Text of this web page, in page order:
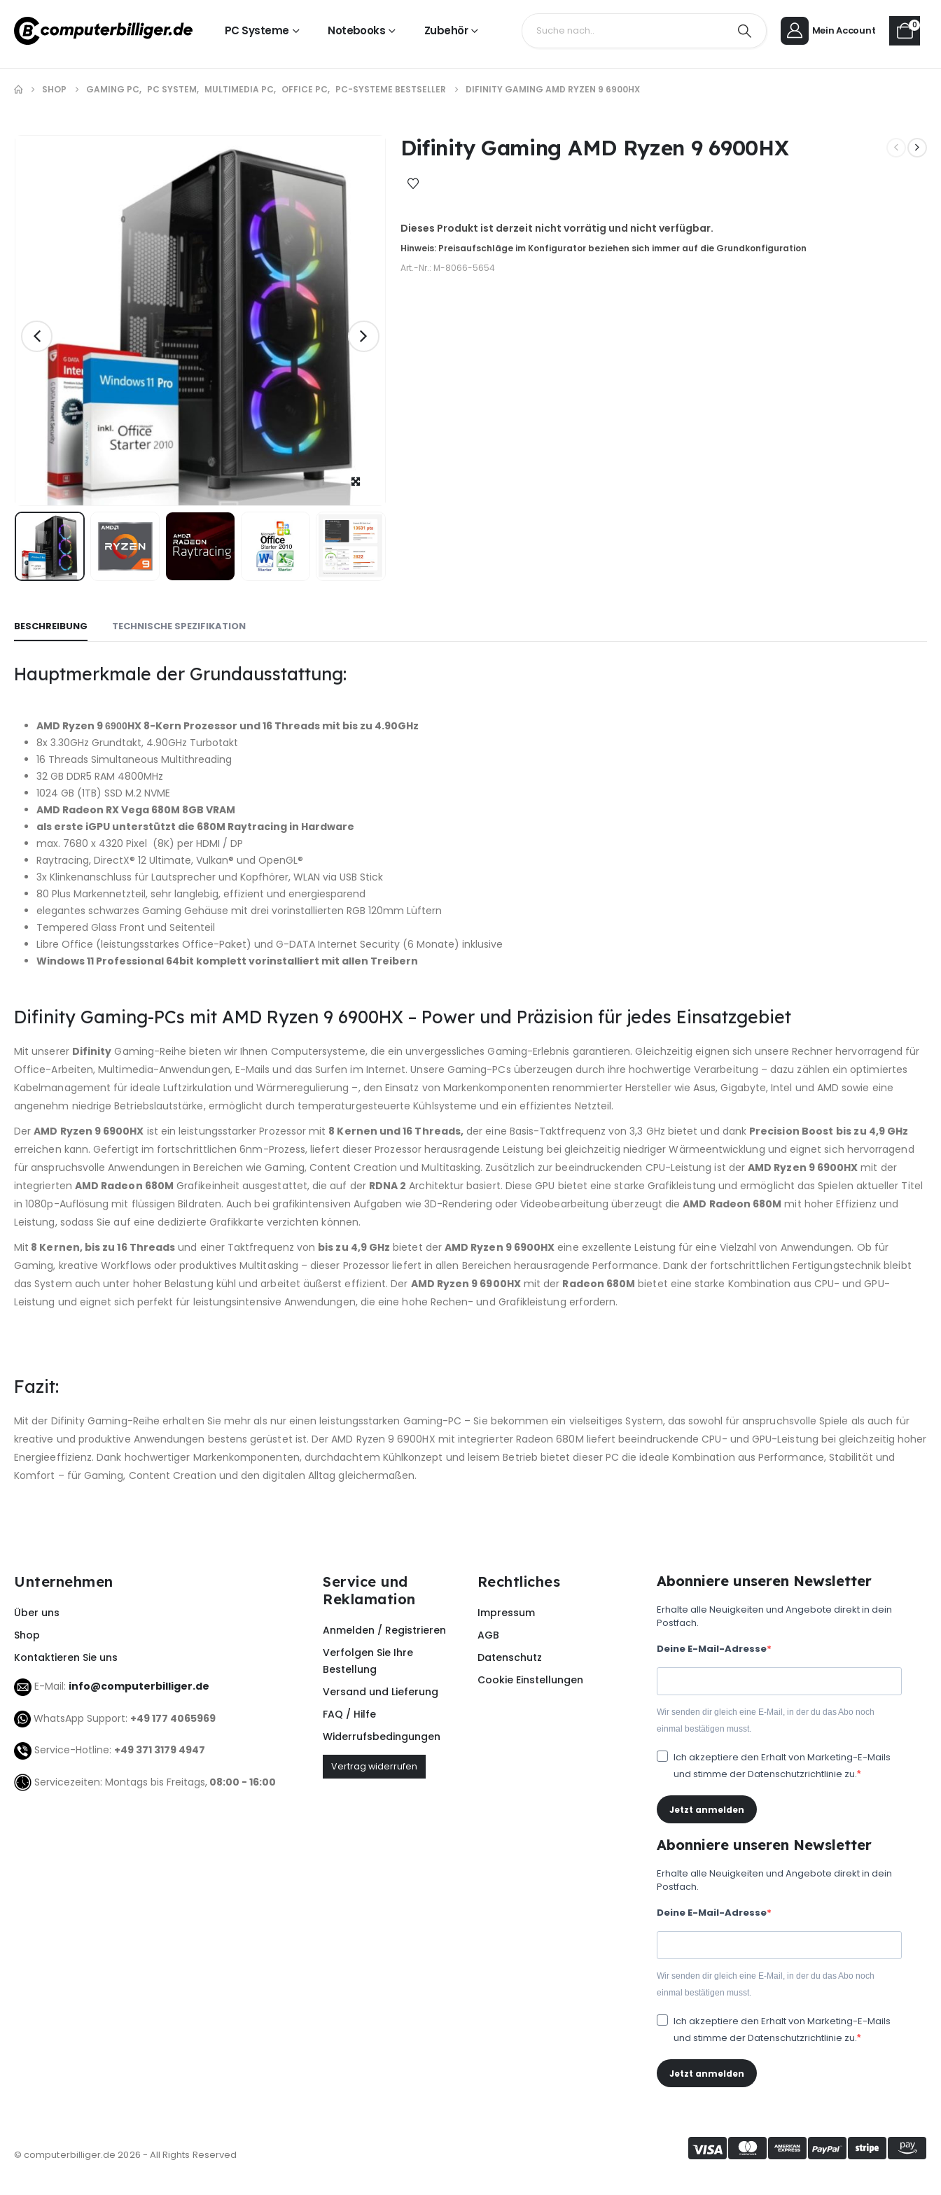
PC Systeme Notebooks Zubehör Mein Account 0
SHOP GAMING PC, PC SYSTEM, MULTIMEDIA PC, OFFICE PC, PC-SYSTEME BESTSELLER DIFINITY GAMING AMD RYZEN 9 6900HX
Difinity Gaming AMD Ryzen 9 6900HX
Dieses Produkt ist derzeit nicht vorrätig und nicht verfügbar.
Art.-Nr.: M-8066-5654
BESCHREIBUNG TECHNISCHE SPEZIFIKATION
Hauptmerkmale der Grundausstattung:
AMD Ryzen 96900HX 8-Kern Prozessor und 16 Threads mit bis zu 4.90GHz
8x 3.30GHz Grundtakt, 4.90GHz Turbotakt
16 Threads Simultaneous Multithreading
32 GB DDR5 RAM 4800MHz
1024 GB (1TB) SSD M.2 NVME
AMD Radeon RX Vega 680M 8GB VRAM
als erste iGPU unterstützt die 680M Raytracing in Hardware
max. 7680 x 4320 Pixel (8K) per HDMI / DP
Raytracing, DirectX® 12 Ultimate, Vulkan® und OpenGL®
3x Klinkenanschluss für Lautsprecher und Kopfhörer, WLAN via USB Stick
80 Plus Markennetzteil, sehr langlebig, effizient und energiesparend
elegantes schwarzes Gaming Gehäuse mit drei vorinstallierten RGB 120mm Lüftern
Tempered Glass Front und Seitenteil
Libre Office (leistungsstarkes Office-Paket) und G-DATA Internet Security (6 Monate) inklusive
Windows 11 Professional 64bit komplett vorinstalliert mit allen Treibern
Difinity Gaming-PCs mit AMD Ryzen 9 6900HX – Power und Präzision für jedes Einsatzgebiet
Mit unserer Difinity Gaming-Reihe bieten wir Ihnen Computersysteme, die ein unvergessliches Gaming-Erlebnis garantieren. Gleichzeitig eignen sich unsere Rechner hervorragend für
Office-Arbeiten, Multimedia-Anwendungen, E-Mails und das Surfen im Internet. Unsere Gaming-PCs überzeugen durch ihre hochwertige Verarbeitung – dazu zählen ein optimiertes
Kabelmanagement für ideale Luftzirkulation und Wärmeregulierung –, den Einsatz von Markenkomponenten renommierter Hersteller wie Asus, Gigabyte, Intel und AMD sowie eine
angenehm niedrige Betriebslautstärke, ermöglicht durch temperaturgesteuerte Kühlsysteme und ein effizientes Netzteil.
DerAMD Ryzen 9 6900HX ist ein leistungsstarker Prozessor mit 8 Kernen und 16 Threads, der eine Basis-Taktfrequenz von 3,3 GHz bietet und dank Precision Boost bis zu 4,9 GHz
erreichen kann. Gefertigt im fortschrittlichen 6nm-Prozess, liefert dieser Prozessor herausragende Leistung bei gleichzeitig niedriger Wärmeentwicklung und eignet sich hervorragend
für anspruchsvolle Anwendungen in Bereichen wie Gaming, Content Creation und Multitasking. Zusätzlich zur beeindruckenden CPU-Leistung ist derAMD Ryzen 9 6900HX mit der
integrierten AMD Radeon 680M Grafikeinheit ausgestattet, die auf der RDNA 2 Architektur basiert. Diese GPU bietet eine starke Grafikleistung und ermöglicht das Spielen aktueller Titel
in 1080p-Auflösung mit flüssigen Bildraten. Auch bei grafikintensiven Aufgaben wie 3D-Rendering oder Videobearbeitung überzeugt dieAMD Radeon 680M mit hoher Effizienz und
Leistung, sodass Sie auf eine dedizierte Grafikkarte verzichten können.
Mit 8 Kernen, bis zu 16 Threads und einer Taktfrequenz von bis zu 4,9 GHz bietet der AMD Ryzen 9 6900HX eine exzellente Leistung für eine Vielzahl von Anwendungen. Ob für
Gaming, kreative Workflows oder produktives Multitasking – dieser Prozessor liefert in allen Bereichen herausragende Performance. Dank der fortschrittlichen Fertigungstechnik bleibt
das System auch unter hoher Belastung kühl und arbeitet äußerst effizient. Der AMD Ryzen 9 6900HXmit der Radeon 680M bietet eine starke Kombination aus CPU- und GPU-
Leistung und eignet sich perfekt für leistungsintensive Anwendungen, die eine hohe Rechen- und Grafikleistung erfordern.
Fazit:
Mit der Difinity Gaming-Reihe erhalten Sie mehr als nur einen leistungsstarken Gaming-PC – Sie bekommen ein vielseitiges System, das sowohl für anspruchsvolle Spiele als auch für
kreative und produktive Anwendungen bestens gerüstet ist. Der AMD Ryzen 9 6900HX mit integrierter Radeon 680M liefert beeindruckende CPU- und GPU-Leistung bei gleichzeitig hoher
Energieeffizienz. Dank hochwertiger Markenkomponenten, durchdachtem Kühlkonzept und leisem Betrieb bietet dieser PC die ideale Kombination aus Performance, Stabilität und
Komfort – für Gaming, Content Creation und den digitalen Alltag gleichermaßen.
Unternehmen
Über uns
Shop
Kontaktieren Sie uns
E-Mail: info@computerbilliger.de
WhatsApp Support: +49 177 4065969
Service-Hotline: +49 371 3179 4947
Servicezeiten: Montags bis Freitags, 08:00 - 16:00
Service und
Reklamation
Anmelden / Registrieren
Verfolgen Sie Ihre
Bestellung
Versand und Lieferung
FAQ / Hilfe
Widerrufsbedingungen
Vertrag widerrufen
Rechtliches
Impressum
AGB
Datenschutz
Cookie Einstellungen
Abonniere unseren Newsletter
Erhalte alle Neuigkeiten und Angebote direkt in dein
Postfach.
Deine E-Mail-Adresse
Wir senden dir gleich eine E-Mail, in der du das Abo noch
einmal bestätigen musst.
Ich akzeptiere den Erhalt von Marketing-E-Mails
und stimme der Datenschutzrichtlinie zu.
Jetzt anmelden
Abonniere unseren Newsletter
Erhalte alle Neuigkeiten und Angebote direkt in dein
Postfach.
Deine E-Mail-Adresse
Wir senden dir gleich eine E-Mail, in der du das Abo noch
einmal bestätigen musst.
Ich akzeptiere den Erhalt von Marketing-E-Mails
und stimme der Datenschutzrichtlinie zu.
Jetzt anmelden
© computerbilliger.de 2026 - All Rights Reserved